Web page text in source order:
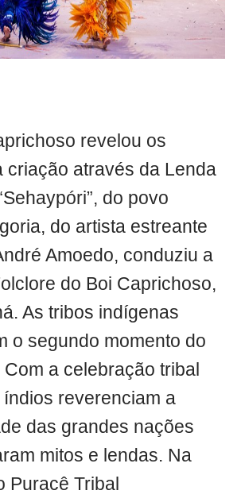
revelou os
criação através da Lenda
do povo
do artista estreante
Amoedo, conduziu a
do Boi Caprichoso,
As tribos indígenas
o segundo momento do
a celebração tribal
índios reverenciam a
das grandes nações
mitos e lendas. Na
Puracê Tribal